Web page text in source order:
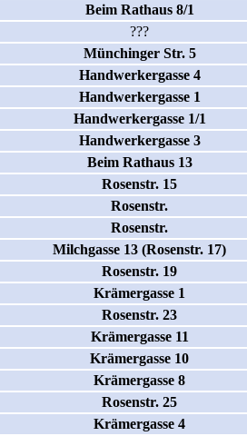
Beim Rathaus 8/1
???
Münchinger Str. 5
Handwerkergasse 4
Handwerkergasse 1
Handwerkergasse 1/1
Handwerkergasse 3
Beim Rathaus 13
Rosenstr. 15
Rosenstr.
Rosenstr.
Milchgasse 13 (Rosenstr. 17)
Rosenstr. 19
Krämergasse 1
Rosenstr. 23
Krämergasse 11
Krämergasse 10
Krämergasse 8
Rosenstr. 25
Krämergasse 4